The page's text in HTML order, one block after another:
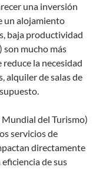
una inversión
un alojamiento
baja productividad
son mucho más
la necesidad
alquiler de salas de
del Turismo)
servicios de
directamente
de sus